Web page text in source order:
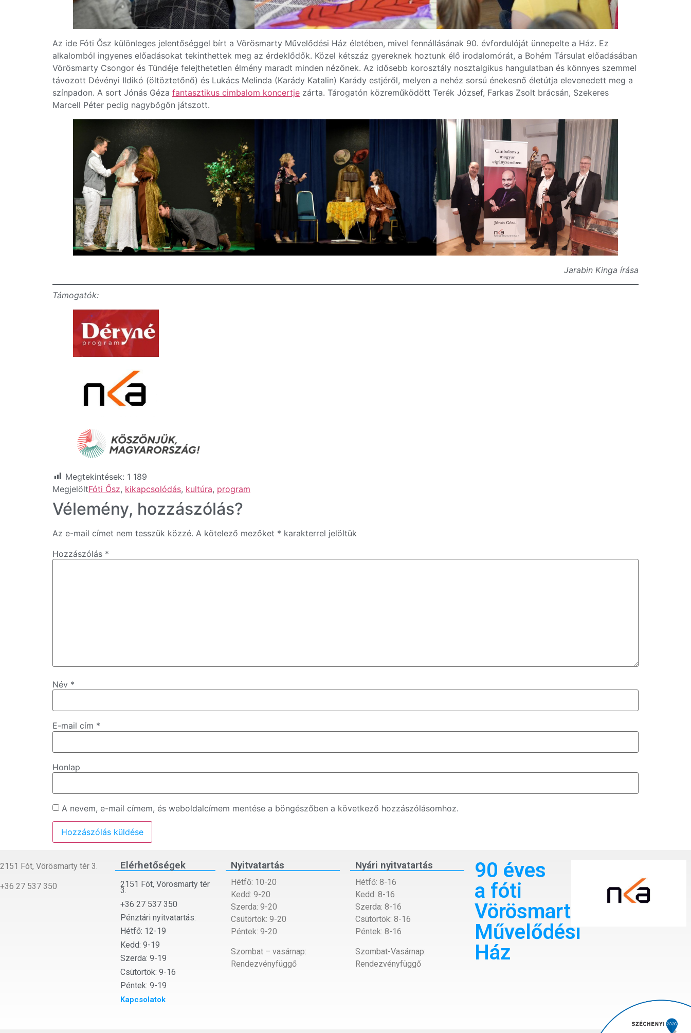
Az ide Fóti Ősz különleges jelentőséggel bírt a Vörösmarty Művelődési Ház életében, mivel fennállásának 90. évfordulóját ünnepelte a Ház. Ez
alkalomból ingyenes előadásokat tekinthettek meg az érdeklődők. Közel kétszáz gyereknek hoztunk élő irodalomórát, a Bohém Társulat előadásában
Vörösmarty Csongor és Tündéje felejthetetlen élmény maradt minden nézőnek. Az idősebb korosztály nosztalgikus hangulatban és könnyes szemmel
távozott Dévényi Ildikó (öltöztetőnő) és Lukács Melinda (Karády Katalin) Karády estjéről, melyen a nehéz sorsú énekesnő életútja elevenedett meg a
színpadon. A sort Jónás Géza fantasztikus cimbalom koncertje zárta. Tárogatón közreműködött Terék József, Farkas Zsolt brácsán, Szekeres
Marcell Péter pedig nagybőgőn játszott.
Jarabin Kinga írása
Támogatók:
Megtekintések: 1 189
MegjelöltFóti Ősz, kikapcsolódás, kultúra, program
Vélemény, hozzászólás?
Az e-mail címet nem tesszük közzé. A kötelező mezőket * karakterrel jelöltük
Hozzászólás *
Név *
E-mail cím *
Honlap
A nevem, e-mail címem, és weboldalcímem mentése a böngészőben a következő hozzászólásomhoz.
2151 Fót, Vörösmarty tér 3.
+36 27 537 350
Elérhetőségek
2151 Fót, Vörösmarty tér
3.
+36 27 537 350
Pénztári nyitvatartás:
Hétfő: 12-19
Kedd: 9-19
Szerda: 9-19
Csütörtök: 9-16
Péntek: 9-19
Kapcsolatok
Nyitvatartás
Hétfő: 10-20
Kedd: 9-20
Szerda: 9-20
Csütörtök: 9-20
Péntek: 9-20
Szombat – vasárnap:
Rendezvényfüggő
Nyári nyitvatartás
Hétfő: 8-16
Kedd: 8-16
Szerda: 8-16
Csütörtök: 8-16
Péntek: 8-16
Szombat-Vasárnap:
Rendezvényfüggő
90 éves
a fóti
Vörösmarty
Művelődési
Ház